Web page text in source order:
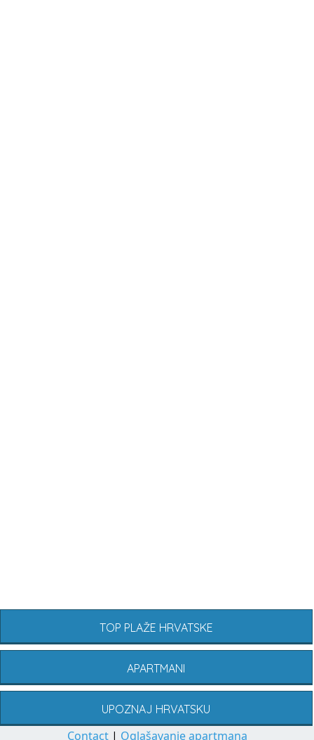
TOP PLAŽE HRVATSKE
APARTMANI
UPOZNAJ HRVATSKU
Contact| Oglašavanje apartmana